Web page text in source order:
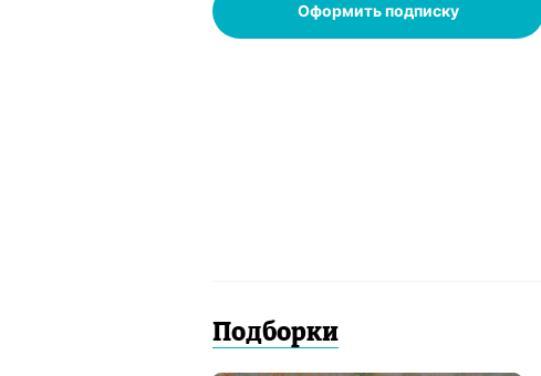
Оформить подписку
Подборки